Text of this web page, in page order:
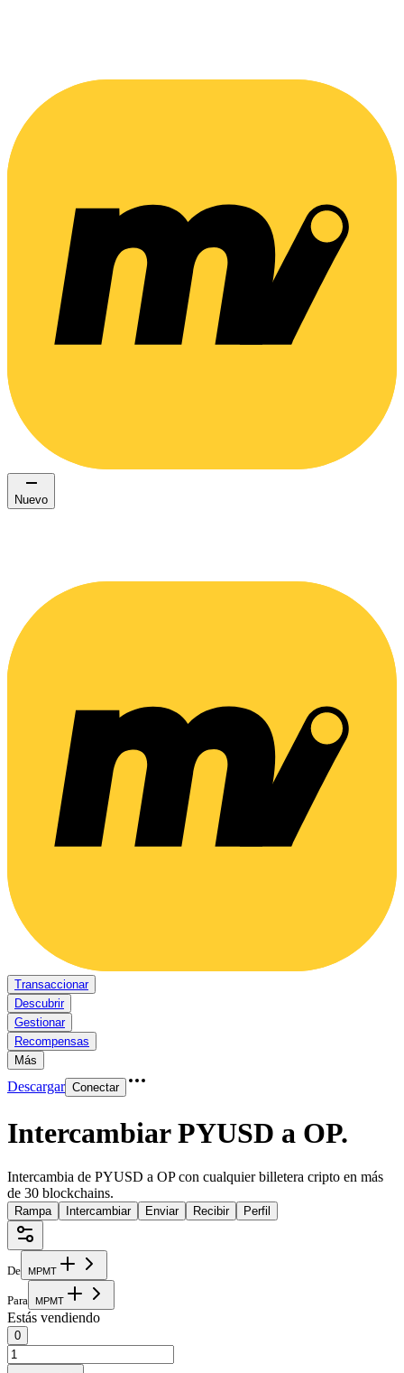
Nuevo
Transaccionar
Descubrir
Gestionar
Recompensas
Más
Descargar Conectar
Intercambiar PYUSD a OP.
Intercambia de PYUSD a OP con cualquier billetera cripto en más
de 30 blockchains.
Rampa Intercambiar Enviar Recibir Perfil
De MPMT
Para MPMT
Estás vendiendo
0